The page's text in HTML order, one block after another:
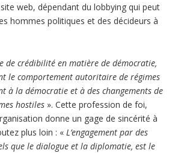
web, dépendant du lobbying qui peut
hommes politiques et des décideurs à
de crédibilité en matière de démocratie,
le comportement autoritaire de régimes
à la démocratie et à des changements de
hostiles». Cette profession de foi,
donne un gage de sincérité à
plus loin : « L’engagement par des
que le dialogue et la diplomatie, est le